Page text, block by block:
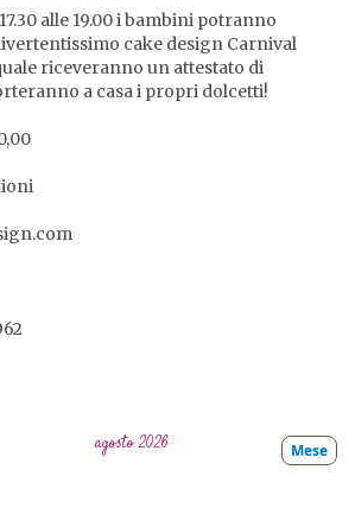
alle 19.00 i bambini potranno
cake design Carnival
riceveranno un attestato di
a casa i propri dolcetti!
Mese
agosto 2026